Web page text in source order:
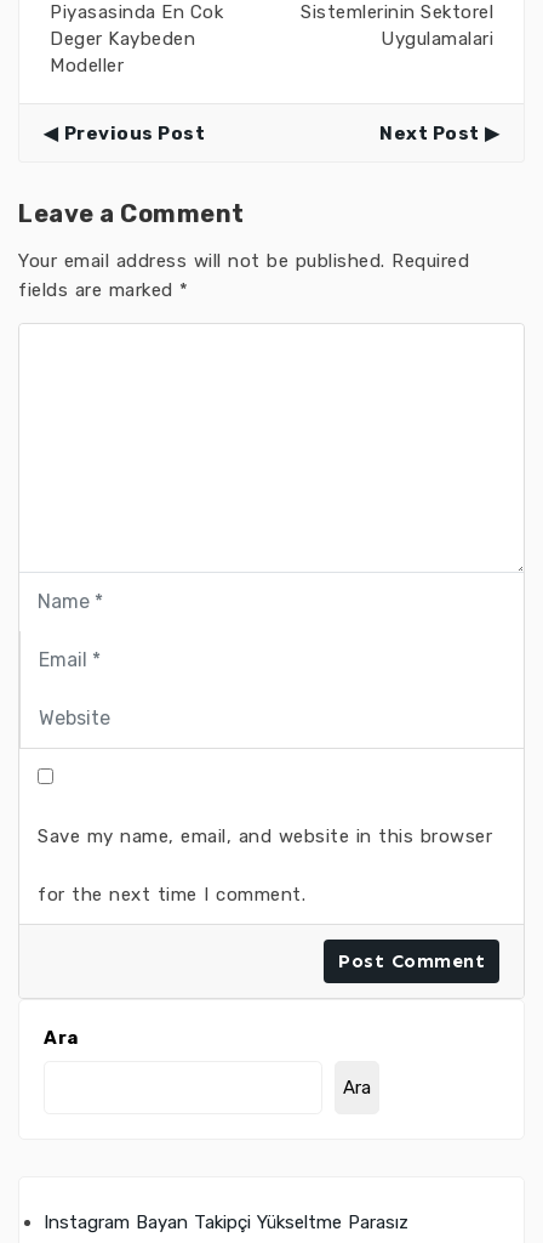
Piyasasinda En Cok
Deger Kaybeden
Modeller
Sistemlerinin Sektorel
Uygulamalari
Previous Post Next Post
Leave a Comment
Your email address will not be published. Required
fields are marked *
Save my name, email, and website in this browser
for the next time I comment.
Ara
Ara
Instagram Bayan Takipçi Yükseltme Parasız